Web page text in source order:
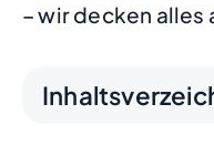
– wir decken alles